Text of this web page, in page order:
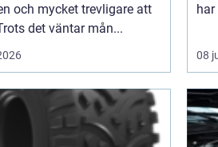
och mycket trevligare att
det väntar mån...
08